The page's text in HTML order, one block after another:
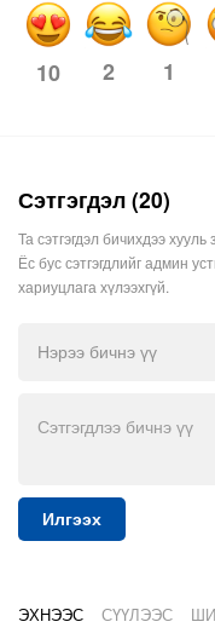
10 2 1
Сэтгэгдэл (20)
Та сэтгэгдэл бичихдээ
Ёс бус сэтгэгдлийг админ
хариуцлага хүлээхгүй.
Илгээх
ЭХНЭЭС СҮҮЛЭЭС